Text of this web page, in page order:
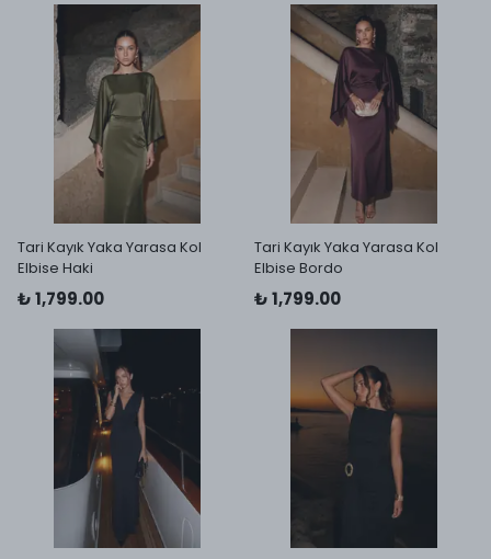
Tari Kayık Yaka Yarasa Kol
Elbise Haki
₺ 1,799.00
Tari Kayık Yaka Yarasa Kol
Elbise Bordo
₺ 1,799.00